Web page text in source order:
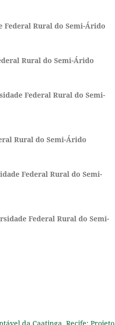
Federal Rural do Semi-Árido
Rural do Semi-Árido
Federal Rural do Semi-
Rural do Semi-Árido
Federal Rural do Semi-
Federal Rural do Semi-